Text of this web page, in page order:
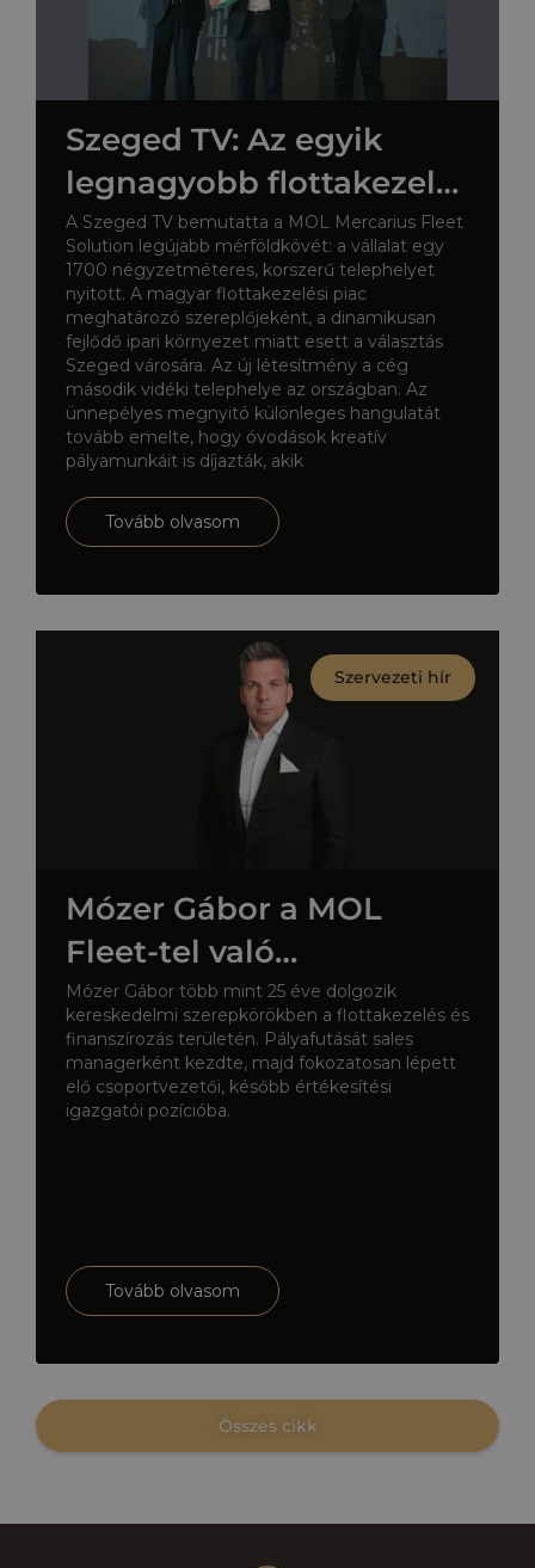
Szeged TV: Az egyik
legnagyobb flottakezelő
Szegeden
A Szeged TV bemutatta a MOL Mercarius Fleet
Solution legújabb mérföldkövét: a vállalat egy
1700 négyzetméteres, korszerű telephelyet
nyitott. A magyar flottakezelési piac
meghatározó szereplőjeként, a dinamikusan
fejlődő ipari környezet miatt esett a választás
Szeged városára. Az új létesítmény a cég
második vidéki telephelye az országban. Az
ünnepélyes megnyitó különleges hangulatát
tovább emelte, hogy óvodások kreatív
pályamunkáit is díjazták, akik
Tovább olvasom
Szervezeti hír
Mózer Gábor a MOL
Fleet-tel való
összeolvadás során
csatlakozott a MOL
Mercarius
menedzsmentjéhez
Mózer Gábor több mint 25 éve dolgozik
kereskedelmi szerepkörökben a flottakezelés és
finanszírozás területén. Pályafutását sales
managerként kezdte, majd fokozatosan lépett
elő csoportvezetői, később értékesítési
igazgatói pozícióba.
Tovább olvasom
Összes cikk